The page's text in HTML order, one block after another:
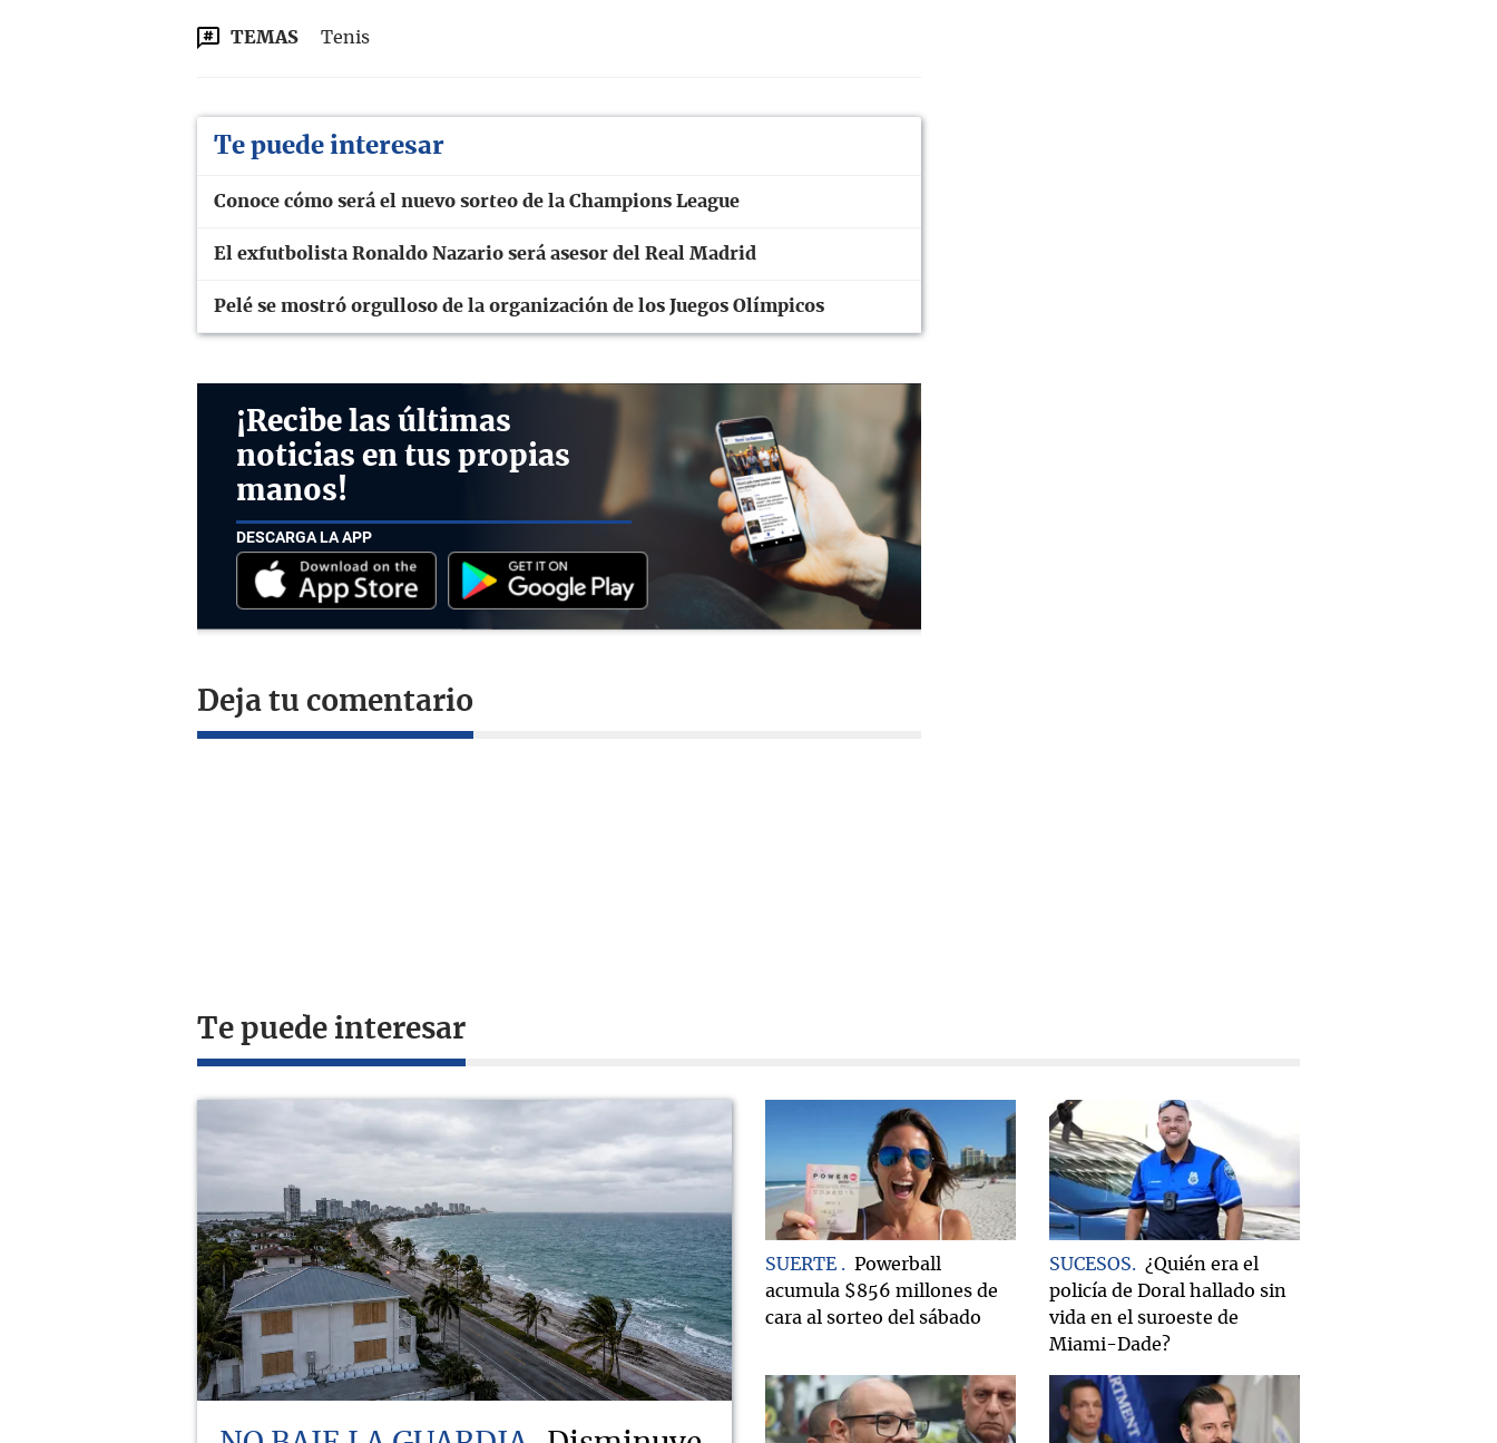
TEMAS Tenis
Te puede interesar
Conoce cómo será el nuevo sorteo de la Champions League
El exfutbolista Ronaldo Nazario será asesor del Real Madrid
Pelé se mostró orgulloso de la organización de los Juegos Olímpicos
¡Recibe las últimas
noticias en tus propias
manos!
DESCARGA LA APP
Deja tu comentario
Te puede interesar
SUERTE
Powerball
acumula $856 millones de
cara al sorteo del sábado
SUCESOS
¿Quién era el
policía de Doral hallado sin
vida en el suroeste de
Miami-Dade?